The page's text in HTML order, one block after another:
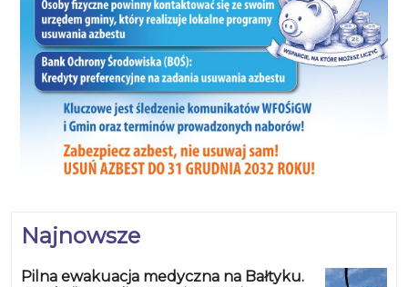
Najnowsze
Pilna ewakuacja medyczna na Bałtyku.